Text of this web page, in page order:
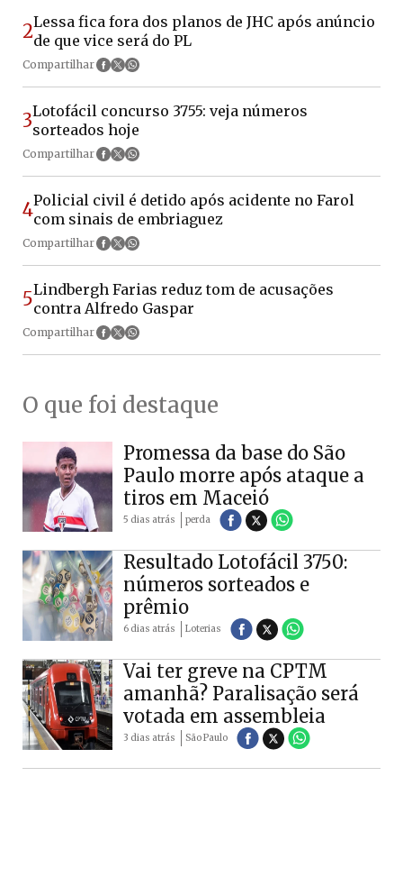
2Lessa fica fora dos planos de JHC após anúncio
de que vice será do PL
Compartilhar
3Lotofácil concurso 3755: veja números
sorteados hoje
Compartilhar
4Policial civil é detido após acidente no Farol
com sinais de embriaguez
Compartilhar
5Lindbergh Farias reduz tom de acusações
contra Alfredo Gaspar
Compartilhar
O que foi destaque
Promessa da base do São
Paulo morre após ataque a
tiros em Maceió
5 dias atrás perda
Resultado Lotofácil 3750:
números sorteados e
prêmio
6 dias atrás Loterias
Vai ter greve na CPTM
amanhã? Paralisação será
votada em assembleia
3 dias atrás São Paulo